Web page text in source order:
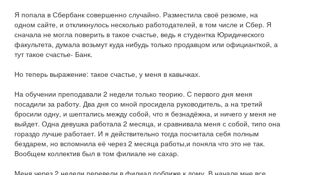
Я попала в Сбербанк совершенно случайно. Разместила своё резюме, на
одном сайте, и откликнулось несколько работодателей, в том числе и Сбер. Я
сначала не могла поверить в такое счастье, ведь я студентка Юридического
факультета, думала возьмут куда нибудь только продавцом или официанткой, а
тут такое счастье- Банк.
Но теперь выражение: такое счастье, у меня в кавычках.
На обучении преподавали 2 недели только теорию. С первого дня меня
посадили за работу. Два дня со мной просидела руководитель, а на третий
бросили одну, и шептались между собой, что я безнадёжна, и ничего у меня не
выйдет. Одна девушка работала 2 месяца, и сравнивала меня с собой, типо она
гораздо лучше работает. И я действительно тогда посчитала себя полным
бездарем, но вспомнила её через 2 месяца работы,и поняла что это не так.
Вообщем коллектив был в том филиале не сахар.
Меня через 2 недели перевели в филиал поближе к дому. В начале мне все